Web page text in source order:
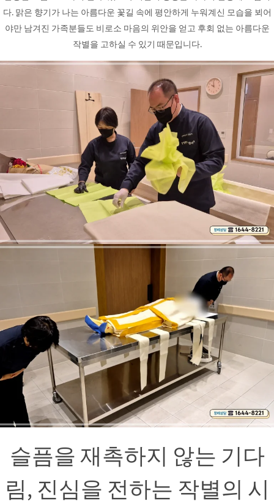
다. 맑은 향기가 나는 아름다운 꽃길 속에 평안하게 누워계신 모습을 뵈어
야만 남겨진 가족분들도 비로소 마음의 위안을 얻고 후회 없는 아름다운
작별을 고하실 수 있기 때문입니다.
슬픔을 재촉하지 않는 기다
림, 진심을 전하는 작별의 시